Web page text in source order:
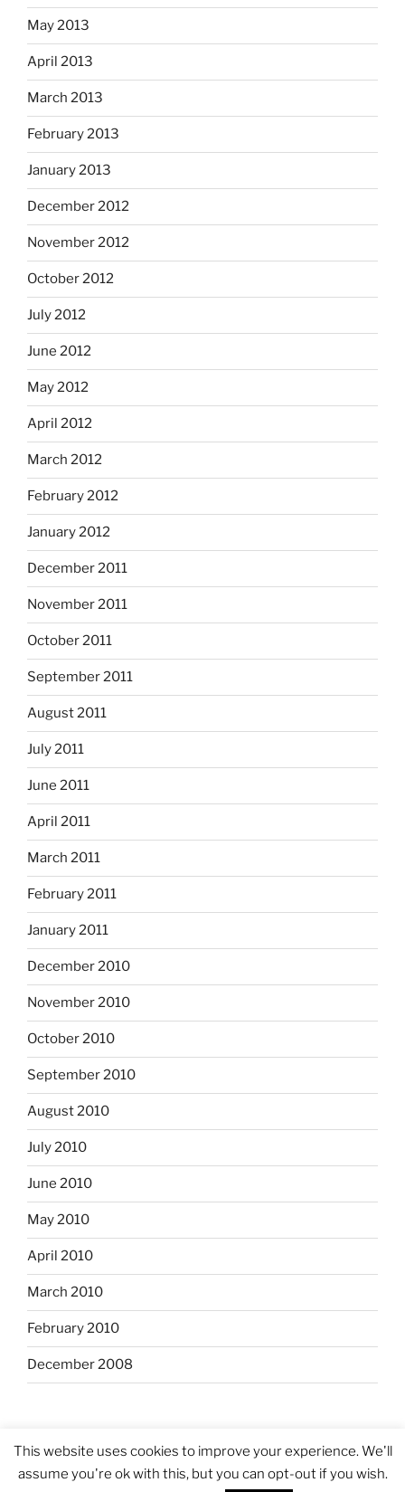
May 2013
April 2013
March 2013
February 2013
January 2013
December 2012
November 2012
October 2012
July 2012
June 2012
May 2012
April 2012
March 2012
February 2012
January 2012
December 2011
November 2011
October 2011
September 2011
August 2011
July 2011
June 2011
April 2011
March 2011
February 2011
January 2011
December 2010
November 2010
October 2010
September 2010
August 2010
July 2010
June 2010
May 2010
April 2010
March 2010
February 2010
December 2008
This website uses cookies to improve your experience. We'll
assume you're ok with this, but you can opt-out if you wish.